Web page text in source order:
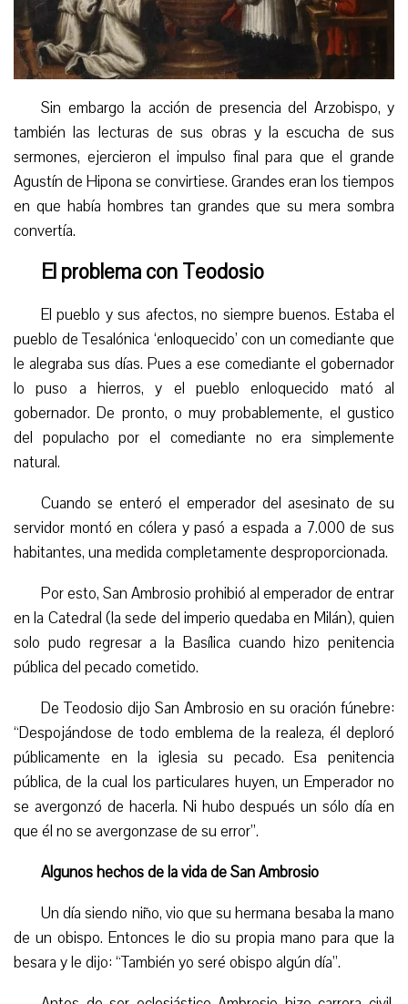
Sin embargo la acción de presencia del Arzobispo, y
también las lecturas de sus obras y la escucha de sus
sermones, ejercieron el impulso final para que el grande
Agustín de Hipona se convirtiese. Grandes eran los tiempos
en que había hombres tan grandes que su mera sombra
convertía.
El problema con Teodosio
El pueblo y sus afectos, no siempre buenos. Estaba el
pueblo de Tesalónica ‘enloquecido’ con un comediante que
le alegraba sus días. Pues a ese comediante el gobernador
lo puso a hierros, y el pueblo enloquecido mató al
gobernador.De pronto, o muy probablemente, el gustico
del populacho por el comediante no era simplemente
natural.
Cuando se enteróel emperador del asesinato de su
servidor montó en cólera y pasó a espada a 7.000 de sus
habitantes, una medida completamente desproporcionada.
Por esto, San Ambrosio prohibió al emperador de entrar
en la Catedral (la sede del imperio quedaba en Milán), quien
solo pudo regresar a la Basílica cuando hizo penitencia
pública del pecado cometido.
De Teodosio dijo San Ambrosio en su oración fúnebre:
“Despojándose de todo emblema de la realeza, él deploró
públicamente en la iglesia su pecado. Esa penitencia
pública, de la cual los particulares huyen, un Emperador no
se avergonzó de hacerla. Ni hubo después un sólo día en
que él no se avergonzase de su error”.
Algunos hechos de la vida de San Ambrosio
Un día siendo niño, vio que su hermana besaba la mano
de un obispo. Entonces le dio su propia mano para que la
besara y le dijo: “También yo seré obispo algún día”.